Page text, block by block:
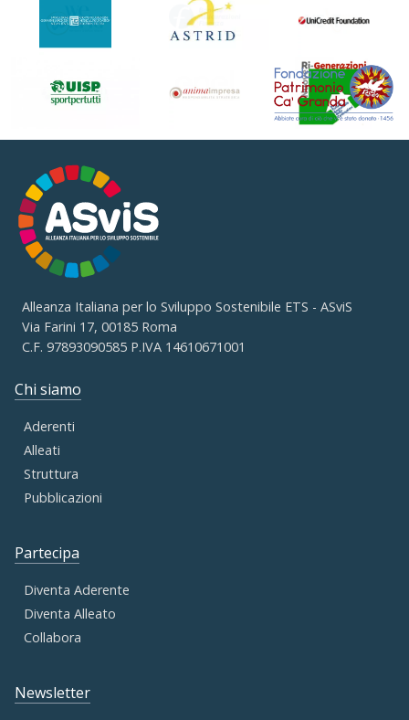
Alleanza Italiana per lo Sviluppo Sostenibile ETS - ASviS
Via Farini 17, 00185 Roma
C.F. 97893090585 P.IVA 14610671001
Chi siamo
Aderenti
Alleati
Struttura
Pubblicazioni
Partecipa
Diventa Aderente
Diventa Alleato
Collabora
Newsletter